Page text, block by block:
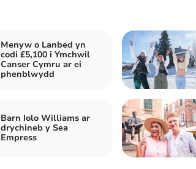
Menyw o Lanbed yn
codi £5,100 i Ymchwil
Canser Cymru ar ei
phenblwydd
Barn Iolo Williams ar
drychineb y Sea
Empress